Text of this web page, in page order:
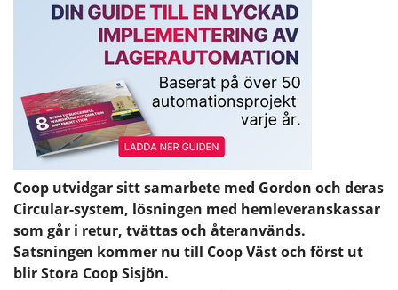
Coop utvidgar sitt samarbete med Gordon och deras
Circular-system, lösningen med hemleveranskassar
som går i retur, tvättas och återanvänds.
Satsningen kommer nu till Coop Väst och först ut
blir Stora Coop Sisjön.